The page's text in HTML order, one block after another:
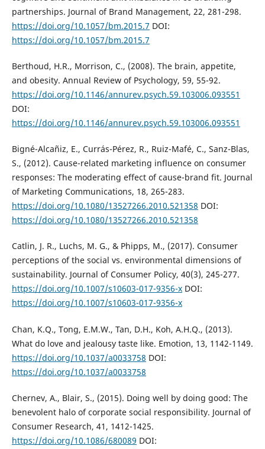
partnerships. Journal of Brand Management, 22, 281-298.
https://doi.org/10.1057/bm.2015.7 DOI:
https://doi.org/10.1057/bm.2015.7
Berthoud, H.R., Morrison, C., (2008). The brain, appetite,
and obesity. Annual Review of Psychology, 59, 55-92.
https://doi.org/10.1146/annurev.psych.59.103006.093551
DOI:
https://doi.org/10.1146/annurev.psych.59.103006.093551
Bigné-Alcañiz, E., Currás-Pérez, R., Ruiz-Mafé, C., Sanz-Blas,
S., (2012). Cause-related marketing influence on consumer
responses: The moderating effect of cause-brand fit. Journal
of Marketing Communications, 18, 265-283.
https://doi.org/10.1080/13527266.2010.521358 DOI:
https://doi.org/10.1080/13527266.2010.521358
Catlin, J. R., Luchs, M. G., & Phipps, M., (2017). Consumer
perceptions of the social vs. environmental dimensions of
sustainability. Journal of Consumer Policy, 40(3), 245-277.
https://doi.org/10.1007/s10603-017-9356-xDOI:
https://doi.org/10.1007/s10603-017-9356-x
Chan, K.Q., Tong, E.M.W., Tan, D.H., Koh, A.H.Q., (2013).
What do love and jealousy taste like. Emotion, 13, 1142-1149.
https://doi.org/10.1037/a0033758 DOI:
https://doi.org/10.1037/a0033758
Chernev, A., Blair, S., (2015). Doing well by doing good: The
benevolent halo of corporate social responsibility. Journal of
Consumer Research, 41, 1412-1425.
https://doi.org/10.1086/680089 DOI: